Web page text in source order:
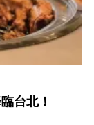
台北！